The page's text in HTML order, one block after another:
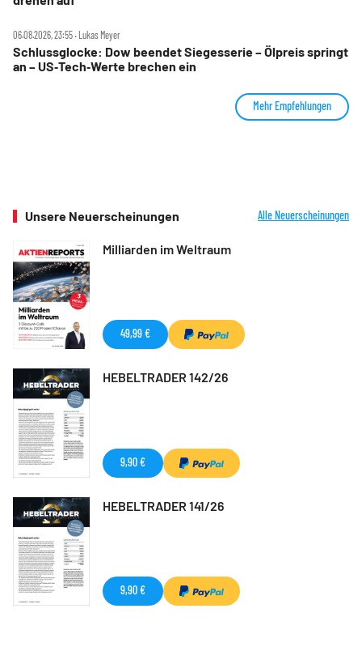
06.08.2026, 23:55 ‧ Lukas Meyer
Schlussglocke: Dow beendet Siegesserie – Ölpreis springt
an – US‑Tech‑Werte brechen ein
Mehr Empfehlungen
Unsere Neuerscheinungen Alle Neuerscheinungen
Milliarden im Weltraum
49,99 €
HEBELTRADER 142/26
9,90 €
HEBELTRADER 141/26
9,90 €